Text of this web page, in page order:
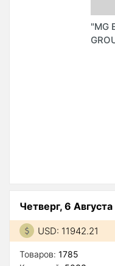
"MG
Четверг, 6
USD: 11942.21
Товаров: 1785